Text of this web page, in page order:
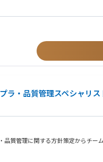
めの施策
務経験3年以上
務経験
経験
の危機管理に関するアドバイザリー
バナンスに関する知識や関心のある
ラ・品質管理スペシャリス
品質管理に関する方針策定からチー